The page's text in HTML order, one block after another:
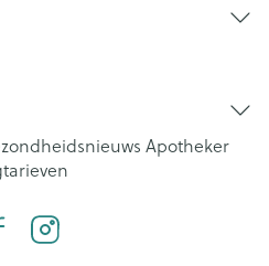
Apotheker